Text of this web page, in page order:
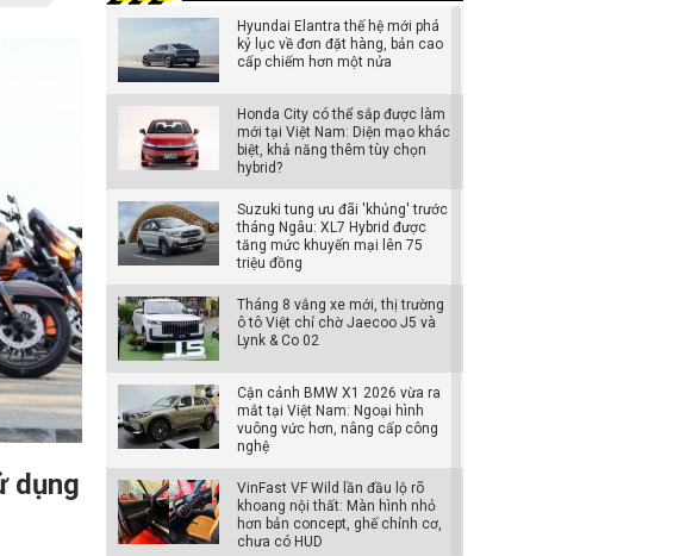
dụng
Hyundai Elantra thế hệ mới phá
kỷ lục về đơn đặt hàng, bản cao
cấp chiếm hơn một nửa
Honda City có thể sắp được làm
mới tại Việt Nam: Diện mạo khác
biệt, khả năng thêm tùy chọn
hybrid?
Suzuki tung ưu đãi 'khủng' trước
tháng Ngâu: XL7 Hybrid được
tăng mức khuyến mại lên 75
triệu đồng
Tháng 8 vắng xe mới, thị trường
ô tô Việt chỉ chờ Jaecoo J5 và
Lynk & Co 02
Cận cảnh BMW X1 2026 vừa ra
mắt tại Việt Nam: Ngoại hình
vuông vức hơn, nâng cấp công
nghệ
VinFast VF Wild lần đầu lộ rõ
khoang nội thất: Màn hình nhỏ
hơn bản concept, ghế chỉnh cơ,
chưa có HUD